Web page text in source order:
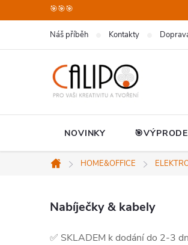
na
🎯🎯🎯
Náš příběh Kontakty
NOVINKY
Domů
HOME&OFFICE
Nabíječky & kabely
✅ SKLADEM k dodání do 2-3